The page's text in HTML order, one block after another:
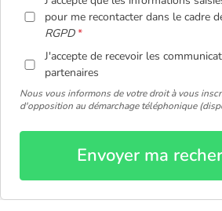
pour me recontacter dans le cadre
RGPD
J'accepte de recevoir les
partenaires
Nous vous informons de votre droit à vous
d'opposition au démarchage téléphonique
Envoyer ma